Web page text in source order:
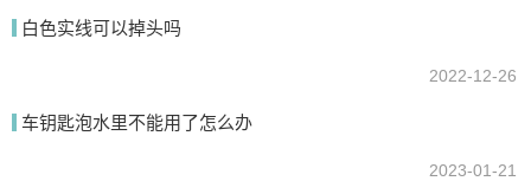
白色实线可以掉头吗
2022-12-26
车钥匙泡水里不能用了怎么办
2023-01-21